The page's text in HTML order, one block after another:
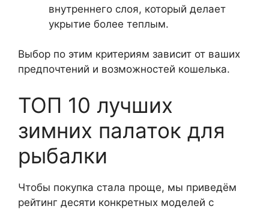
внутреннего слоя, который делает
укрытие более теплым.
Выбор по этим критериям зависит от ваших
предпочтений и возможностей кошелька.
ТОП 10 лучших
зимних палаток для
рыбалки
Чтобы покупка стала проще, мы приведём
рейтинг десяти конкретных моделей с